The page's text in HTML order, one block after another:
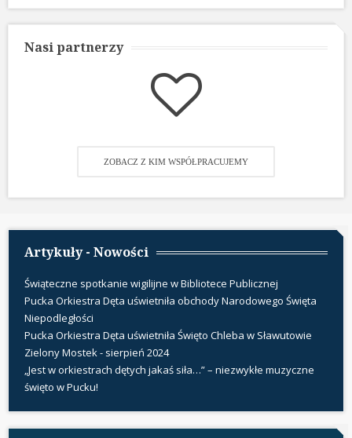
Nasi partnerzy
ZOBACZ Z KIM WSPÓŁPRACUJEMY
Artykuły - Nowości
Świąteczne spotkanie wigilijne w Bibliotece Publicznej
Pucka Orkiestra Dęta uświetniła obchody Narodowego Święta
Niepodległości
Pucka Orkiestra Dęta uświetniła Święto Chleba w Sławutowie
Zielony Mostek - sierpień 2024
„Jest w orkiestrach dętych jakaś siła…” – niezwykłe muzyczne
święto w Pucku!